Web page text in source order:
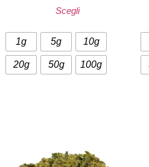
Scegli
1g 5g 10g
20g 50g 100g